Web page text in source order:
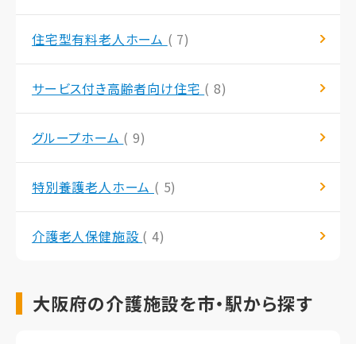
住宅型有料老人ホーム ( 7)
サービス付き高齢者向け住宅 ( 8)
グループホーム ( 9)
特別養護老人ホーム ( 5)
介護老人保健施設 ( 4)
大阪府の介護施設を市・駅から探す